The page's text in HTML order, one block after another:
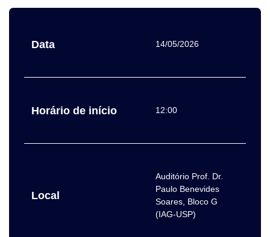
Data 14/05/2026
Horário de início 12:00
Local
Auditório Prof. Dr.
Paulo Benevides
Soares, Bloco G
(IAG-USP)